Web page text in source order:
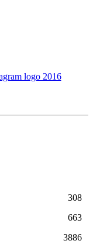
308
663
3886